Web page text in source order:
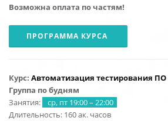
Возможна оплата по частям!
ПРОГРАММА КУРСА
Курс: Автоматизация тестирования ПО
Группа по будням
Занятия:
ср, пт 19:00 – 22:00
Длительность: 160 ак. часов